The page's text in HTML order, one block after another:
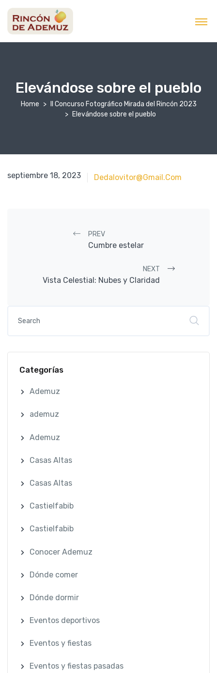
Elevándose sobre el pueblo
Home
II Concurso Fotográfico Mirada del Rincón 2023
Elevándose sobre el pueblo
septiembre 18, 2023
septiembre 18, 2023 Dedalovitor@gmail.com
Post navigation
PREV
Cumbre estelar
NEXT
Vista Celestial: Nubes y Claridad
Categorías
Ademuz
ademuz
Ademuz
Casas Altas
Casas Altas
Castielfabib
Castielfabib
Conocer Ademuz
Dónde comer
Dónde dormir
Eventos deportivos
Eventos y fiestas
Eventos y fiestas pasadas